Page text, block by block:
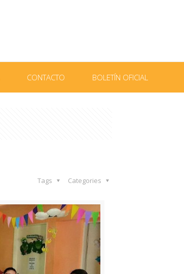
CONTACTO BOLETÍN OFICIAL
Categories
Tags